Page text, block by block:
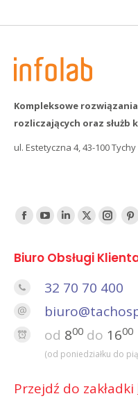
Kompleksowe
rozliczających oraz służb
ul. Estetyczna 4, 43-100 Tychy
Find us on:
FacebookYouTube
LinkedTwitter
Biuro Obsługi
32 70 70 400
od 800 do 1600
(od poniedziałku do
Przejdź do zakładki